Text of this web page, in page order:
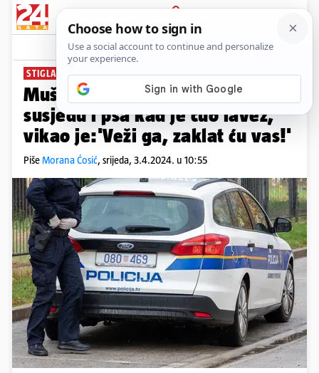
PRIJAVA
News Komentari
STIGLA MU JE PRESUDA
Muškarac u Istri primio za vrat
susjedu i psa kad je čuo lavež,
vikao je:'Veži ga, zaklat ću vas!'
PišeMorana Ćosić, srijeda, 3.4.2024. u 10:55